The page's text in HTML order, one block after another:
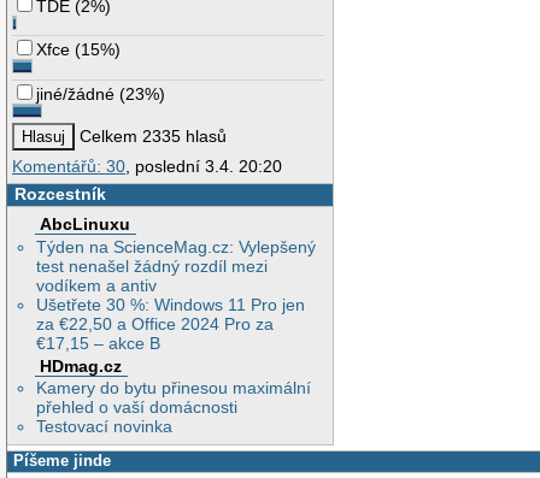
TDE (2%)
Xfce (15%)
jiné/žádné (23%)
Celkem 2335 hlasů
Komentářů: 30, poslední 3.4. 20:20
Rozcestník
AbcLinuxu
Týden na ScienceMag.cz: Vylepšený
test nenašel žádný rozdíl mezi
vodíkem a antiv
Ušetřete 30 %: Windows 11 Pro jen
za €22,50 a Office 2024 Pro za
€17,15 – akce B
HDmag.cz
Kamery do bytu přinesou maximální
přehled o vaší domácnosti
Testovací novinka
Píšeme jinde